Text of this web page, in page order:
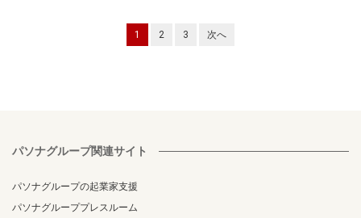
1 2 3 次へ
パソナグループ関連サイト
パソナグループの起業家支援
パソナグループプレスルーム